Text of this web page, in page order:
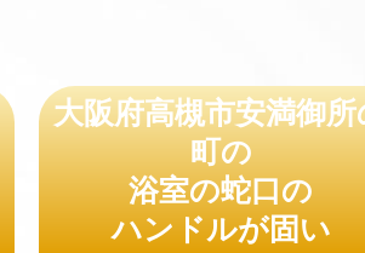
大阪府高槻市安満御所
町の
浴室の蛇口の
ハンドルが固い